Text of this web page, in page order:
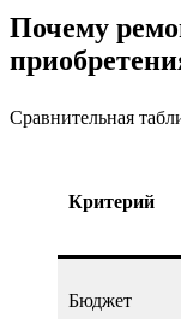
Почему
Сравнительная
Критерий
Бюджет